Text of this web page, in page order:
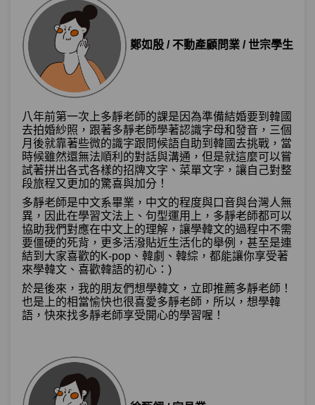
鄭如殷 / 不動產顧問業 / 世宗學生
八年前第一次上多靜老師的課是因為準備結婚要到韓國
去拍婚紗照，跟著多靜老師學著認識字母和發音，三個
月後就靠著些微的識字跟問候語自助到韓國去挑戰，當
時候雖然還無法順利的對話與溝通，但是就這麼可以嘗
試著拼出各式各樣的招牌文字、菜單文字，讓自己對整
段旅程又更加的驚喜與加分！
多靜老師是中文系畢業，中文的程度與口音與台灣人無
異，因此在學習文法上、句型運用上，多靜老師都可以
協助我們對應在中文上的理解，讓學韓文的過程中不需
要僵硬的死背，更多活潑貼近生活化的舉例，甚至是連
結到大家喜歡的K-pop、韓劇、韓綜，都能讓你享受著
來學韓文、喜歡韓語的初心：)
於是後來，我的朋友們想學韓文，立即推薦多靜老師！
也是上的相當愉快也很喜愛多靜老師，所以，想學韓
語，快來找多靜老師享受開心的學習喔！